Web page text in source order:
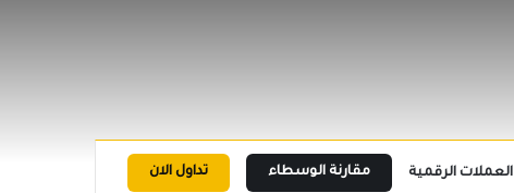
تداول الان العملات الرقمية مقارنة الوسطاء